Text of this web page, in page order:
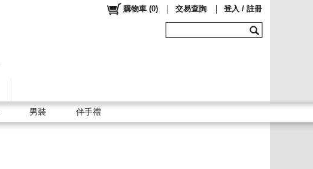
購物車 (0) 交易查詢 登入 / 註冊
男裝 伴手禮